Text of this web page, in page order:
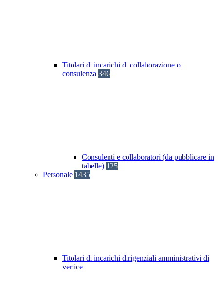
Titolari di incarichi di collaborazione o
consulenza 346
Consulenti e collaboratori (da pubblicare in
tabelle) 125
Personale 1435
Titolari di incarichi dirigenziali amministrativi di
vertice